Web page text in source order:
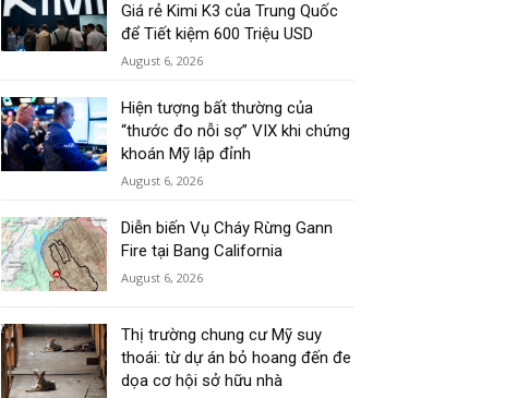
Giá rẻ Kimi K3 của Trung Quốc
để Tiết kiệm 600 Triệu USD
August 6, 2026
Hiện tượng bất thường của
“thước đo nỗi sợ” VIX khi chứng
khoán Mỹ lập đỉnh
August 6, 2026
Diễn biến Vụ Cháy Rừng Gann
Fire tại Bang California
August 6, 2026
Thị trường chung cư Mỹ suy
thoái: từ dự án bỏ hoang đến đe
dọa cơ hội sở hữu nhà